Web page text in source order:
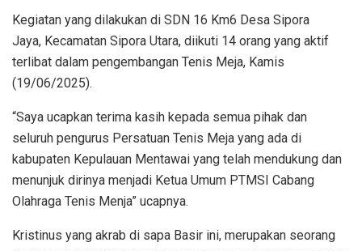
Kegiatan yang dilakukan di SDN 16 Km6 Desa Sipora
Jaya, Kecamatan Sipora Utara, diikuti 14 orang yang aktif
terlibat dalam pengembangan Tenis Meja, Kamis
(19/06/2025).
“Saya ucapkan terima kasih kepada semua pihak dan
seluruh pengurus Persatuan Tenis Meja yang ada di
kabupaten Kepulauan Mentawai yang telah mendukung dan
menunjuk dirinya menjadi Ketua Umum PTMSI Cabang
Olahraga Tenis Menja” ucapnya.
Kristinus yang akrab di sapa Basir ini, merupakan seorang